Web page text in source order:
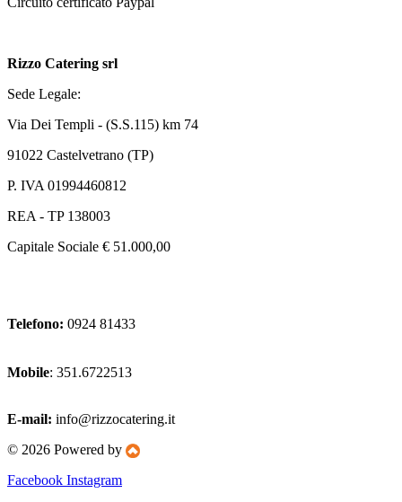
Rizzo Catering srl
Sede Legale:
Via Dei Templi - (S.S.115) km 74
91022 Castelvetrano (TP)
P. IVA 01994460812
REA - TP 138003
Capitale Sociale € 51.000,00
Telefono: 0924 81433
Mobile: 351.6722513
E-mail: info@rizzocatering.it
© 2026 Powered by
Facebook Instagram